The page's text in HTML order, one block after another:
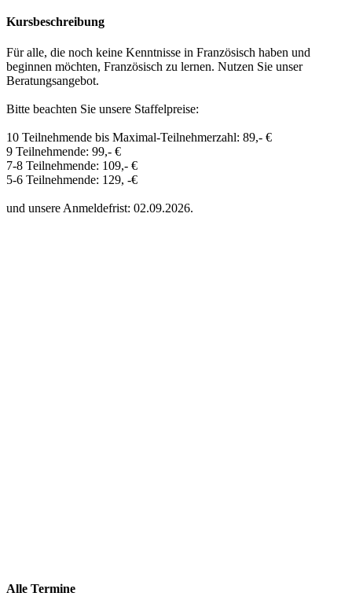
Kursbeschreibung
Für alle, die noch keine Kenntnisse in Französisch haben und
beginnen möchten, Französisch zu lernen. Nutzen Sie unser
Beratungsangebot.
Bitte beachten Sie unsere Staffelpreise:
10 Teilnehmende bis Maximal-Teilnehmerzahl: 89,- €
9 Teilnehmende: 99,- €
7-8 Teilnehmende: 109,- €
5-6 Teilnehmende: 129, -€
und unsere Anmeldefrist: 02.09.2026.
Alle Termine